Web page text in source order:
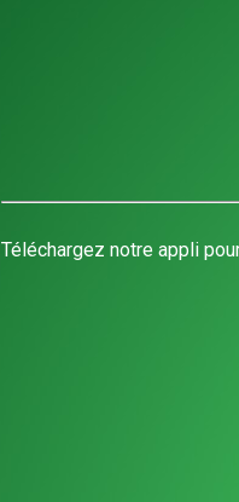
Téléchargez notre appli